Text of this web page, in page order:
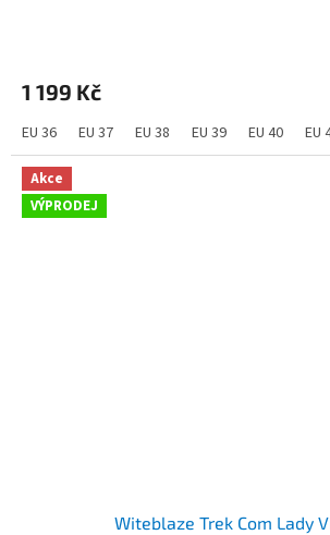
1 199 Kč
EU 36 EU 37 EU 38 EU 39 EU 40 EU
Akce
VÝPRODEJ
Witeblaze Trek Com Lady